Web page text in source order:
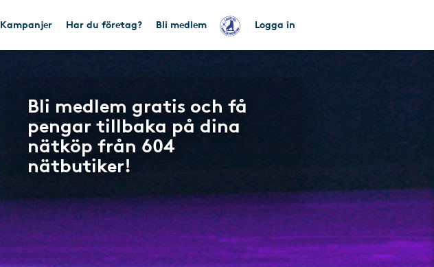
Kampanjer Har du företag? Bli medlem Logga in
Bli medlem gratis och få
pengar tillbaka på dina
nätköp från 604
nätbutiker!